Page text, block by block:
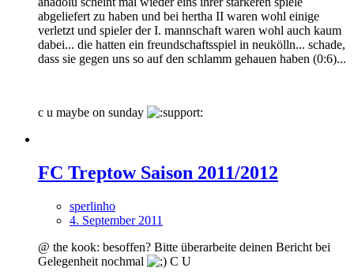
abgeliefert zu haben und bei hertha II waren wohl einige
verletzt und spieler der I. mannschaft waren wohl auch kaum
dabei... die hatten ein freundschaftsspiel in neukölln... schade,
dass sie gegen uns so auf den schlamm gehauen haben (0:6)...
c u maybe on sunday
FC Treptow Saison 2011/2012
sperlinho
4. September 2011
@ the kook: besoffen? Bitte überarbeite deinen Bericht bei
Gelegenheit nochmal
C U